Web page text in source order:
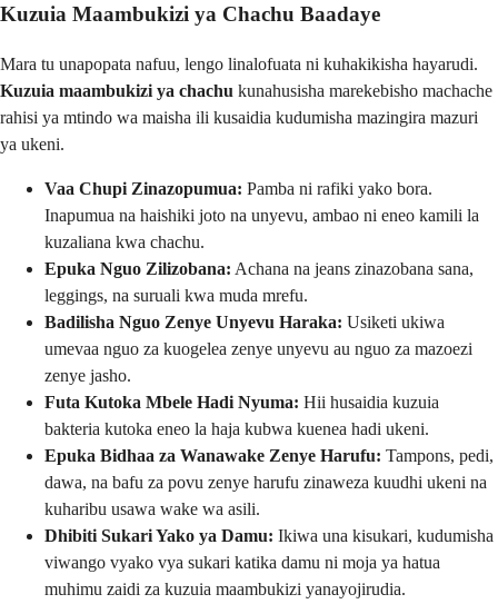
Kuzuia Maambukizi ya Chachu Baadaye
Mara tu unapopata nafuu, lengo linalofuata ni kuhakikisha hayarudi.
Kuzuia maambukizi ya chachu kunahusisha marekebisho machache
rahisi ya mtindo wa maisha ili kusaidia kudumisha mazingira mazuri
ya ukeni.
Vaa Chupi Zinazopumua: Pamba ni rafiki yako bora.
Inapumua na haishiki joto na unyevu, ambao ni eneo kamili la
kuzaliana kwa chachu.
Epuka Nguo Zilizobana: Achana na jeans zinazobana sana,
leggings, na suruali kwa muda mrefu.
Badilisha Nguo Zenye Unyevu Haraka: Usiketi ukiwa
umevaa nguo za kuogelea zenye unyevu au nguo za mazoezi
zenye jasho.
Futa Kutoka Mbele Hadi Nyuma: Hii husaidia kuzuia
bakteria kutoka eneo la haja kubwa kuenea hadi ukeni.
Epuka Bidhaa za Wanawake Zenye Harufu: Tampons, pedi,
dawa, na bafu za povu zenye harufu zinaweza kuudhi ukeni na
kuharibu usawa wake wa asili.
Dhibiti Sukari Yako ya Damu: Ikiwa una kisukari, kudumisha
viwango vyako vya sukari katika damu ni moja ya hatua
muhimu zaidi za kuzuia maambukizi yanayojirudia.